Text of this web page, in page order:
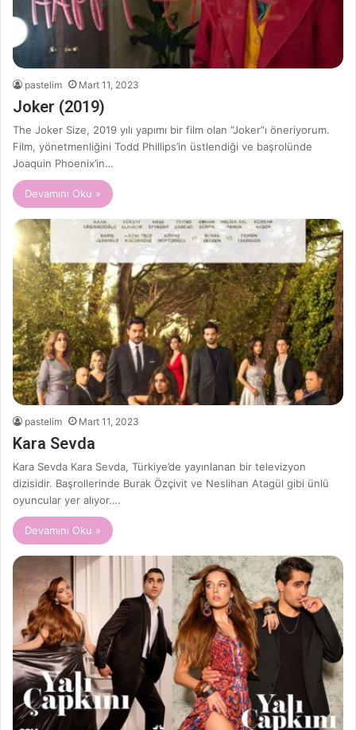
pastelim Mart 11, 2023
Joker (2019)
The Joker Size, 2019 yılı yapımı bir film olan “Joker”ı öneriyorum.
Film, yönetmenliğini Todd Phillips’in üstlendiği ve başrolünde
Joaquin Phoenix’in…
Devamını Oku »
pastelim Mart 11, 2023
Kara Sevda
Kara Sevda Kara Sevda, Türkiye’de yayınlanan bir televizyon
dizisidir. Başrollerinde Burak Özçivit ve Neslihan Atagül gibi ünlü
oyuncular yer alıyor.…
Devamını Oku »